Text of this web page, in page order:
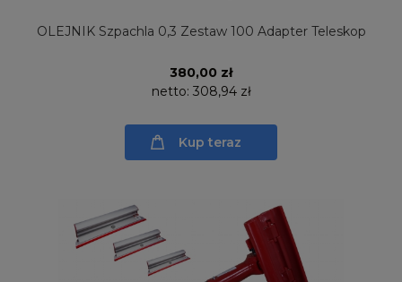
OLEJNIK Szpachla 0,3 Zestaw 100 Adapter Teleskop
380,00 zł
netto: 308,94 zł
Kup teraz